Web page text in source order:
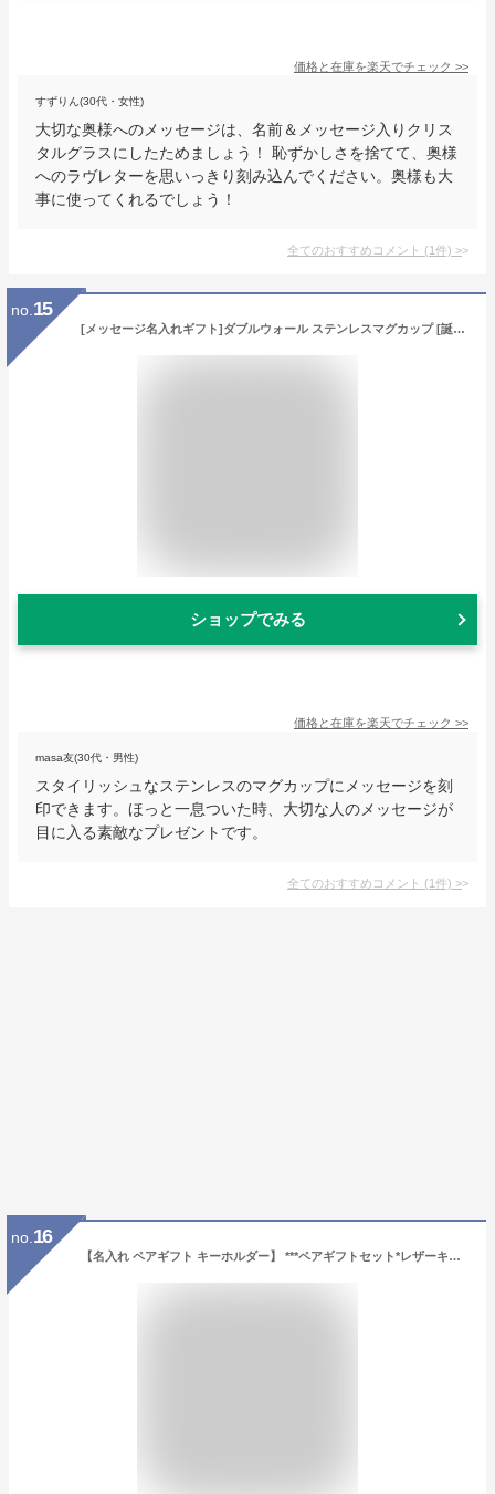
価格と在庫を楽天でチェック >>
すずりん(30代・女性)
大切な奥様へのメッセージは、名前＆メッセージ入りクリス
タルグラスにしたためましょう！ 恥ずかしさを捨てて、奥様
へのラヴレターを思いっきり刻み込んでください。奥様も大
事に使ってくれるでしょう！
全てのおすすめコメント (1件) >
no. 15
[メッセージ名入れギフト]ダブルウォール ステンレスマグカップ [誕生日プレゼント 名前入り 贈り物 銀婚式 記念品 グラス おしゃれ 結婚記念日 両親 文字入れ 名前入れ ネーム入り 退職祝い コップ 還暦祝い 友達 文字刻印 人気 バレンタイン 父親 母親 友人 オシャレ]
ショップでみる
価格と在庫を楽天でチェック >>
masa友(30代・男性)
スタイリッシュなステンレスのマグカップにメッセージを刻
印できます。ほっと一息ついた時、大切な人のメッセージが
目に入る素敵なプレゼントです。
全てのおすすめコメント (1件) >
no. 16
【名入れ ペアギフト キーホルダー】 ***ペアギフトセット*レザーキーリング（スクエア型）ペアセット 焼彫名入れ【ギフト カップル 名前入り 本革キーホルダー 夫婦 両親 記念品 記念日 結婚祝い 革婚式】